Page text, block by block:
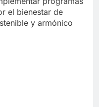
el bienestar de
y armónico